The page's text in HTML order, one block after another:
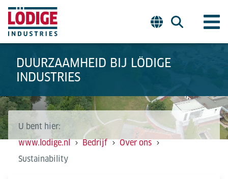
DUURZAAMHEID BIJ LÖDIGE
INDUSTRIES
U bent hier:
www.lodige.nl
Bedrijf
Over ons
Sustainability